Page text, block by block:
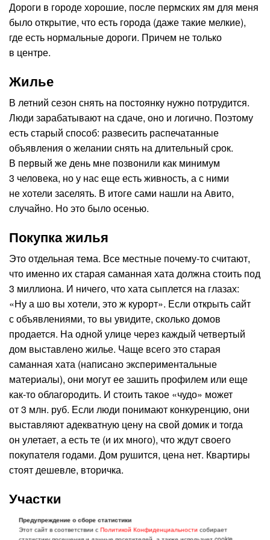
Дороги в городе хорошие, после пермских ям для меня
было открытие, что есть города (даже такие мелкие),
где есть нормальные дороги. Причем не только
в центре.
Жилье
В летний сезон снять на постоянку нужно потрудится.
Люди зарабатывают на сдаче, оно и логично. Поэтому
есть старый способ: развесить распечатанные
объявления о желании снять на длительный срок.
В первый же день мне позвонили как минимум
3 человека, но у нас еще есть живность, а с ними
не хотели заселять. В итоге сами нашли на Авито,
случайно. Но это было осенью.
Покупка жилья
Это отдельная тема. Все местные почему-то считают,
что именно их старая саманная хата должна стоить под
3 миллиона. И ничего, что хата сыплется на глазах:
«Ну а шо вы хотели, это ж курорт». Если открыть сайт
с объявлениями, то вы увидите, сколько домов
продается. На одной улице через каждый четвертый
дом выставлено жилье. Чаще всего это старая
саманная хата (написано экспериментальные
материалы), они могут ее зашить профилем или еще
как-то облагородить. И стоить такое «чудо» может
от 3 млн. руб. Если люди понимают конкуренцию, они
выставляют адекватную цену на свой домик и тогда
он улетает, а есть те (и их много), что ждут своего
покупателя годами. Дом рушится, цена нет. Квартиры
стоят дешевле, вторичка.
Участки
В центре нет пустых участков, там либо стоит саманная
хата, которую сносить, либо еще что. Чистого, ровного
Предупреждение о сборе статистики
Этот сайт в соответствии сПолитикой Конфиденциальности собирает